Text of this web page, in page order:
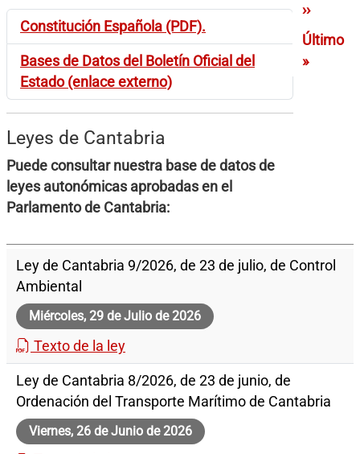
Constitución Española (PDF).
Bases de Datos del Boletín Oficial del
Estado (enlace externo)
Leyes de Cantabria
Puede consultar nuestra base de datos de
leyes autonómicas aprobadas en el
Parlamento de Cantabria:
››
Última
Último
»
Ley de Cantabria 9/2026, de 23 de julio, de Control
Ambiental
Miércoles, 29 de Julio de 2026
Texto de la ley
Ley de Cantabria 8/2026, de 23 de junio, de
Ordenación del Transporte Marítimo de Cantabria
Viernes, 26 de Junio de 2026